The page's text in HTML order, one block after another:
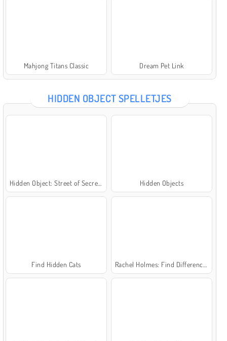
Mahjong Titans Classic Dream Pet Link
HIDDEN OBJECT SPELLETJES
Hidden Objects
Find Hidden Cats